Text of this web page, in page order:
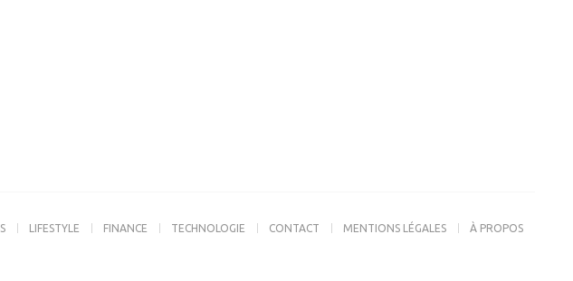
LIFESTYLE FINANCE TECHNOLOGIE CONTACT MENTIONS LÉGALES À PROPOS